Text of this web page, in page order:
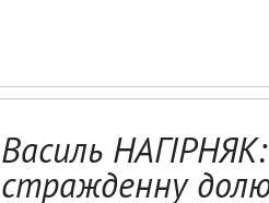
Василь
стражденну